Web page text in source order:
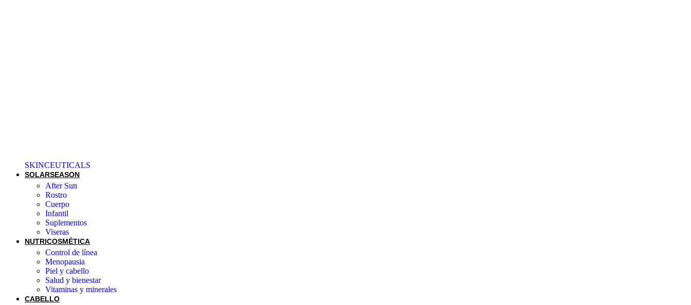
SKINCEUTICALS
SOLARSEASON
After Sun
Rostro
Cuerpo
Infantil
Suplementos
Viseras
NUTRICOSMÉTICA
Control de línea
Menopausia
Piel y cabello
Salud y bienestar
Vitaminas y minerales
CABELLO